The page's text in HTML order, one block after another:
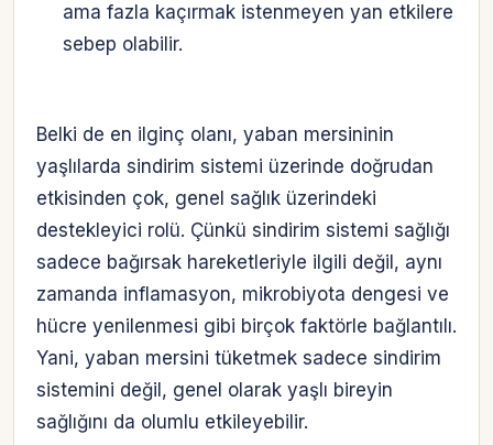
ama fazla kaçırmak istenmeyen yan etkilere
sebep olabilir.
Belki de en ilginç olanı, yaban mersininin
yaşlılarda sindirim sistemi üzerinde doğrudan
etkisinden çok, genel sağlık üzerindeki
destekleyici rolü. Çünkü sindirim sistemi sağlığı
sadece bağırsak hareketleriyle ilgili değil, aynı
zamanda inflamasyon, mikrobiyota dengesi ve
hücre yenilenmesi gibi birçok faktörle bağlantılı.
Yani, yaban mersini tüketmek sadece sindirim
sistemini değil, genel olarak yaşlı bireyin
sağlığını da olumlu etkileyebilir.